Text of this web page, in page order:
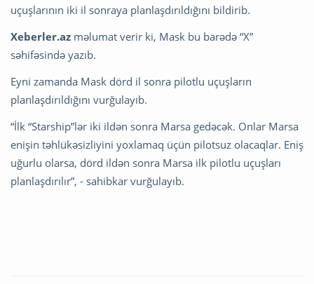
uçuşlarının iki il sonraya planlaşdırıldığını bildirib.
Xeberler.az məlumat verir ki, Mask bu barədə “X”
səhifəsində yazıb.
Eyni zamanda Mask dörd il sonra pilotlu uçuşların
planlaşdırıldığını vurğulayıb.
“İlk “Starship”lər iki ildən sonra Marsa gedəcək. Onlar Marsa
enişin təhlükəsizliyini yoxlamaq üçün pilotsuz olacaqlar. Eniş
uğurlu olarsa, dörd ildən sonra Marsa ilk pilotlu uçuşları
planlaşdırılır”, - sahibkar vurğulayıb.